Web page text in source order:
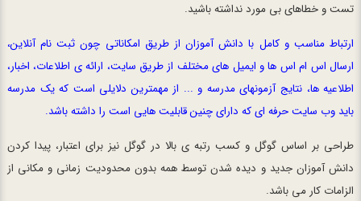
تست و خطاهای بی مورد نداشته باشید.
ارتباط مناسب و کامل با دانش آموزان از طریق امکاناتی چون ثبت نام آنلاین،
ارسال اس ام اس ها و ایمیل های مختلف از طریق سایت، ارائه ی اطلاعات، اخبار،
اطلاعیه ها، نتایج آزمونهای مدرسه و ... از مهمترین دلایلی است که یک مدرسه
باید وب سایت حرفه ای که دارای چنین قابلیت هایی است را داشته باشد.
طراحی بر اساس گوگل و کسب رتبه ی بالا در گوگل نیز برای اعتبار، پیدا کردن
دانش آموزان جدید و دیده شدن توسط همه بدون محدودیت زمانی و مکانی از
الزامات کار می باشد.